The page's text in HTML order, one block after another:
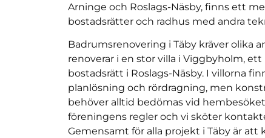
Arninge och Roslags-Näsby, finns ett
bostadsrätter och radhus med andra
Badrumsrenovering i Täby kräver olika
renoverar i en stor villa i Viggbyholm, ett
bostadsrätt i Roslags-Näsby. I villorna
planlösning och rördragning, men
behöver alltid bedömas vid
föreningens regler och vi sköter
Gemensamt för alla projekt i Täby är att